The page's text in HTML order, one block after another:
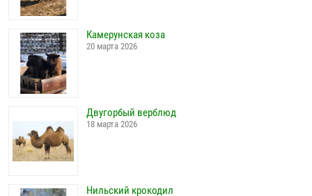
Камерунская коза
20 марта 2026
Двугорбый верблюд
18 марта 2026
Нильский крокодил